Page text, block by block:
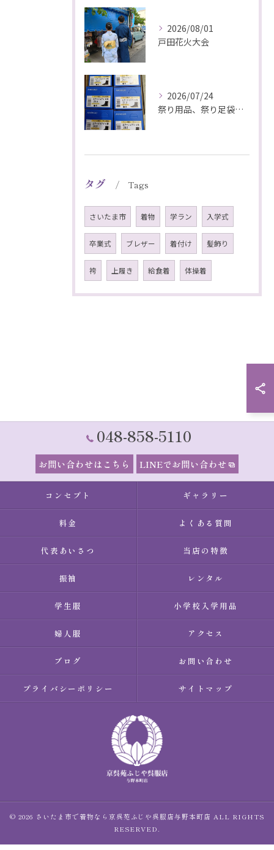
2026/08/01
戸田花火大会
2026/07/24
祭り用品、祭り足袋特価販売中
タグ Tags
さいたま市 着物 学ラン 入学式
卒業式 ブレザー 着付け 髪飾り
袴 上履き 給食着 体操着
048-858-5110
お問い合わせはこちら LINEでお問い合わせ
コンセプト ギャラリー
料金 よくある質問
代表あいさつ 当店の特徴
振袖 レンタル
学生服 小学校入学用品
婦人服 アクセス
ブログ お問い合わせ
プライバシーポリシー サイトマップ
© 2026 さいたま市で着物なら京呉苑ふじや呉服店与野本町店 ALL RIGHTS
RESERVED.